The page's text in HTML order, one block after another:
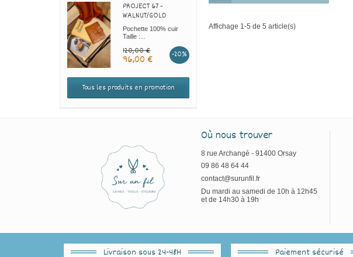
PROJECT 67 -
WALNUT/GOLD
Pochette 100% cuir
Taille :...
120,00 € -20%
96,00 €
Tous les produits en promotion
Affichage 1-5 de 5 article(s)
Où nous trouver
8 rue Archangé - 91400 Orsay
09 86 48 64 44
contact@surunfil.fr
Du mardi au samedi de 10h à 12h45
et de 14h30 à 19h
Livraison sous 24-48H Paiement sécurisé